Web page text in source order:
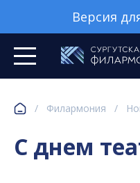
Версия
/ Филармония /
С днем